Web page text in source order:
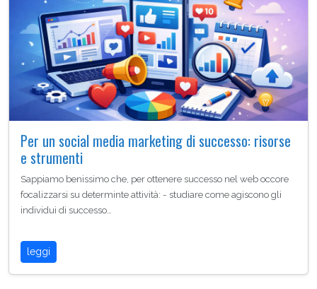
Per un social media marketing di successo: risorse
e strumenti
Sappiamo benissimo che, per ottenere successo nel web occore
focalizzarsi su determinte attività: - studiare come agiscono gli
individui di successo…
leggi